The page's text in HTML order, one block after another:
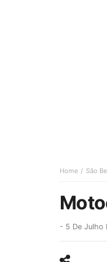
Home São
- 5 De Julho